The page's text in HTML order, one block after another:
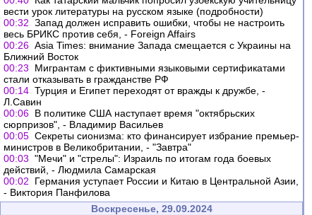
вести урок литературы на русском языке (подробности)
00:32 Запад должен исправить ошибки, чтобы не настроить
весь БРИКС против себя, - Foreign Affairs
00:26 Asia Times: внимание Запада смещается с Украины на
Ближний Восток
00:23
Мигрантам с фиктивными языковыми сертификатами
стали отказывать в гражданстве РФ
00:14 Турция и Египет переходят от вражды к дружбе, -
Л.Савин
00:06 В политике США наступает время "октябрьских
сюрпризов", - Владимир Васильев
00:05 Секреты сионизма: кто финансирует избрание премьер-
министров в Великобритании, - "Завтра"
00:03 "Мечи" и "стрелы": Израиль по итогам года боевых
действий, - Людмила Самарская
00:02
Германия уступает России и Китаю в Центральной Азии,
- Виктория Панфилова
Воскресенье, 29.09.2024